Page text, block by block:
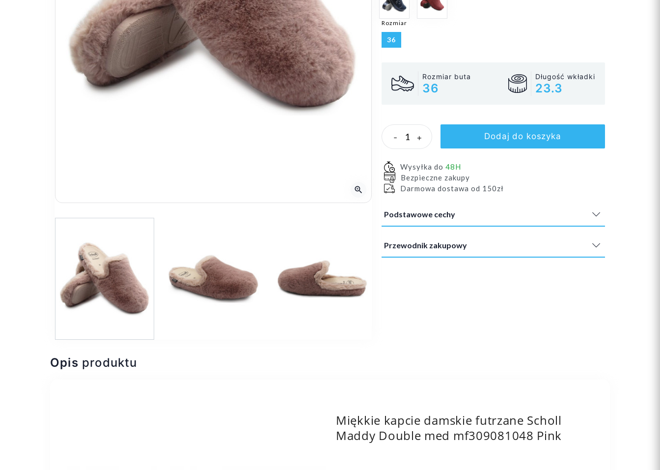
zoom_in
Rozmiar
36
Rozmiar buta
36
Długość wkładki
23.3
- + Dodaj do koszyka
Wysyłka do 48H
Bezpieczne zakupy
Darmowa dostawa od 150zł
Podstawowe cechy
Przewodnik zakupowy
Opis produktu
Miękkie kapcie damskie futrzane Scholl
Maddy Double med mf309081048 Pink